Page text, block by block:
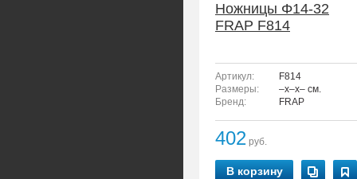
Ножницы Φ14-32
FRAP F814
Артикул:
F814
Размеры:
–x–x– см.
Бренд:
FRAP
402 руб.
В корзину